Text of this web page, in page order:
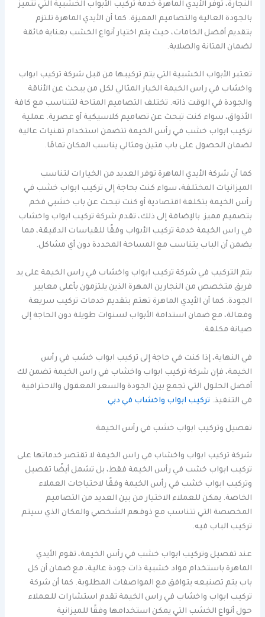
النجارة، توفر الأيدي الماهرة خدمة تركيب الأبواب الخشبية التي تتميز
بالجودة العالية والتصاميم المميزة. كما أن الأيدي الماهرة تلتزم
بتقديم أفضل الخامات، حيث يتم اختيار أنواع الخشب بعناية فائقة
لضمان المتانة والصلابة.
تعتبر الأبواب الخشبية التي يتم تركيبها من قبل شركة تركيب ابواب
واخشاب في راس الخيمة الخيار المثالي لكل من يبحث عن الأناقة
والجودة في الوقت ذاته. تختلف التصاميم المتاحة لتتناسب مع كافة
الأذواق، سواء كنت تبحث عن تصاميم كلاسيكية أو عصرية. عملية
تركيب ابواب خشب في رأس الخيمة تتضمن استخدام تقنيات عالية
لضمان الحصول على باب متين ومثالي يناسب المكان تمامًا.
كما أن شركة الأيدي الماهرة توفر العديد من الخيارات لتناسب
الميزانيات المختلفة، سواء كنت بحاجة إلى تركيب ابواب خشب في
رأس الخيمة بتكلفة اقتصادية أو كنت تبحث عن باب خشبي فخم
بتصميم مميز. بالإضافة إلى ذلك، تقدم شركة تركيب ابواب واخشاب
في راس الخيمة خدمة تركيب الأبواب وفقًا للقياسات الدقيقة، مما
يضمن أن الباب يتناسب مع المساحة المحددة دون أي مشاكل.
يتم التركيب في شركة تركيب ابواب واخشاب في راس الخيمة على يد
فريق متخصص من النجارين المهرة الذين يلتزمون بأعلى معايير
الجودة. كما أن الأيدي الماهرة تهتم بتقديم خدمات تركيب سريعة
وفعالة، مع ضمان استدامة الأبواب لسنوات طويلة دون الحاجة إلى
صيانة مكلفة.
في النهاية، إذا كنت في حاجة إلى تركيب ابواب خشب في رأس
الخيمة، فإن شركة تركيب ابواب واخشاب في راس الخيمة تضمن لك
أفضل الحلول التي تجمع بين الجودة والسعر المعقول والاحترافية
في التنفيذ. تركيب ابواب واخشاب في دبي
تفصيل وتركيب ابواب خشب في رأس الخيمة
شركة تركيب ابواب واخشاب في راس الخيمة لا تقتصر خدماتها على
تركيب ابواب خشب في رأس الخيمة فقط، بل تشمل أيضًا تفصيل
وتركيب ابواب خشب في رأس الخيمة وفقًا لاحتياجات العملاء
الخاصة. يمكن للعملاء الاختيار من بين العديد من التصاميم
المخصصة التي تتناسب مع ذوقهم الشخصي والمكان الذي سيتم
تركيب الباب فيه.
عند تفصيل وتركيب ابواب خشب في رأس الخيمة، تقوم الأيدي
الماهرة باستخدام مواد خشبية ذات جودة عالية، مع ضمان أن كل
باب يتم تصنيعه يتوافق مع المواصفات المطلوبة. كما أن شركة
تركيب ابواب واخشاب في راس الخيمة تقدم استشارات للعملاء
حول أنواع الخشب التي يمكن استخدامها وفقًا للميزانية